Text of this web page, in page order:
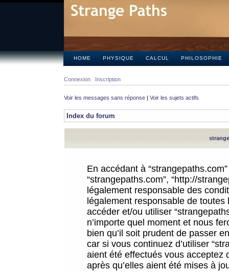
HOME PHYSIQUE CALCUL PHILOSOPHIE
Connexion Inscription
Voir les messages sans réponse | Voir les sujets actifs
Index du forum
En accédant à
“strangepaths.com”, “http://
légalement responsable des
légalement responsable de
accéder et/ou utiliser
n’importe quel moment et nous
bien qu’il soit prudent de passer
car si vous continuez d’utiliser
aient été effectués vous acceptez
après qu’elles aient été mises à